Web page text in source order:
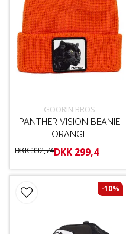
GOORIN BROS
PANTHER VISION BEANIE
ORANGE
DKK 332,74DKK 299,4
-10%